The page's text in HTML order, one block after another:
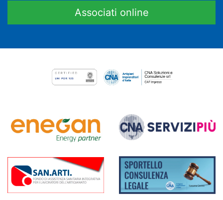
Associati online